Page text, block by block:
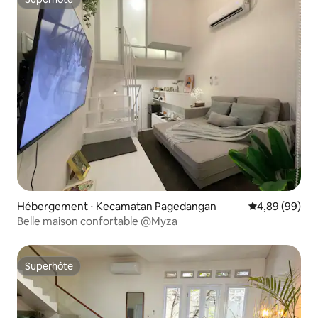
Superhôte
Hébergement ⋅ Kecamatan Pagedangan Évaluation
4,89 (99)
Belle maison confortable @Myza
Superhôte
Superhôte